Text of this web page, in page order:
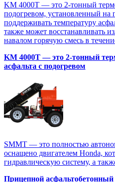
KM 4000T — это 2-тонный
подогревом, установленный на
поддерживать температуру
также может восстанавливать
навалом горячую смесь в
KM 4000T — это 2-тонный
асфальта с подогревом
SMMT — это полностью
оснащено двигателем Honda,
гидравлическую систему, а
Прицепной